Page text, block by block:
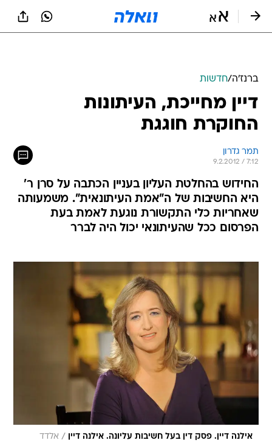
ברנז'ה/חדשות
דיין מחייכת, העיתונות
החוקרת חוגגת
תמר גדרון
9.2.2012 / 7:12
החידוש בהחלטת העליון בעניין הכתבה על סרן ר'
היא החשיבות של ה"אמת העיתונאית". משמעותה
שאחריות כלי התקשורת נוגעת לאמת בעת
הפרסום ככל שהעיתונאי יכול היה לברר
אילנה דיין. פסק דין בעל חשיבות עליונה. אילנה דיין / אלדד